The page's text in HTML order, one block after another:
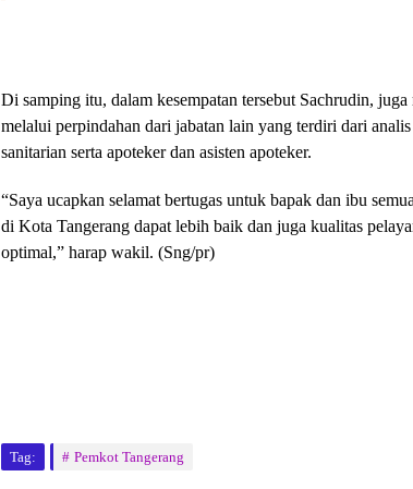
Di samping itu, dalam kesempatan tersebut Sachrudin,
melalui perpindahan dari jabatan lain yang terdiri dari
sanitarian serta apoteker dan asisten apoteker.
“Saya ucapkan selamat bertugas untuk bapak dan ibu
di Kota Tangerang dapat lebih baik dan juga kualitas
optimal,” harap wakil. (Sng/pr)
Tag: Pemkot Tangerang